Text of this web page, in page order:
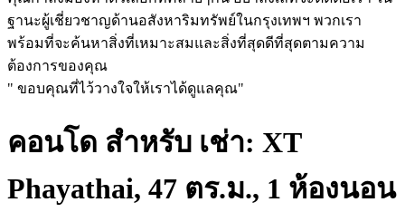
ฐานะผู้เชี่ยวชาญด้านอสังหาริมทรัพย์ในกรุงเทพฯ พวกเรา
พร้อมที่จะค้นหาสิ่งที่เหมาะสมและสิ่งที่สุดดีที่สุดตามความ
ต้องการของคุณ
" ขอบคุณที่ไว้วางใจให้เราได้ดูแลคุณ"
คอนโด สำหรับ เช่า: XT
Phayathai, 47 ตร.ม., 1 ห้องนอน